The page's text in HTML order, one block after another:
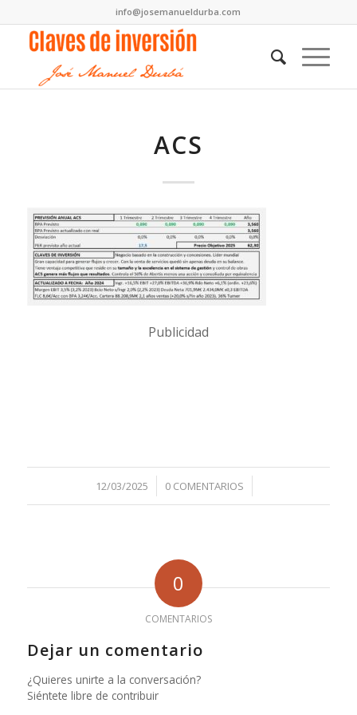
info@josemanueldurba.com
ACS
Publicidad
12/03/2025
/ 0 COMENTARIOS
/
0
COMENTARIOS
Dejar un comentario
¿Quieres unirte a la conversación?
Siéntete libre de contribuir